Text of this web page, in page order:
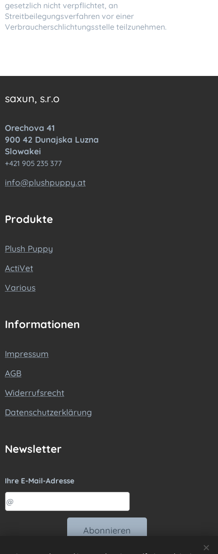
gesetzlich nicht verpflichtet, an
Streitbeilegungsverfahren vor einer
Verbraucherschlichtungsstelle teilzunehmen.
saxun, s.r.o
Orechova 41
900 42 Dunajska Luzna
Slowakei
+421 905 235 377
info@plushpuppy.at
Produkte
Plush Puppy
ActiVet
Various
Informationen
Impressum
AGB
Widerrufsrecht
Datenschutzerklärung
Newsletter
Ihre E-Mail-Adresse
Abonnieren